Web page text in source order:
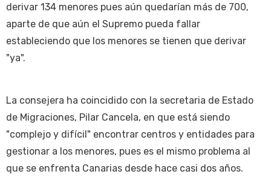
derivar 134 menores pues aún quedarían más de 700,
aparte de que aún el Supremo pueda fallar
estableciendo que los menores se tienen que derivar
"ya".
La consejera ha coincidido con la secretaria de Estado
de Migraciones, Pilar Cancela, en que está siendo
"complejo y difícil" encontrar centros y entidades para
gestionar a los menores, pues es el mismo problema al
que se enfrenta Canarias desde hace casi dos años.